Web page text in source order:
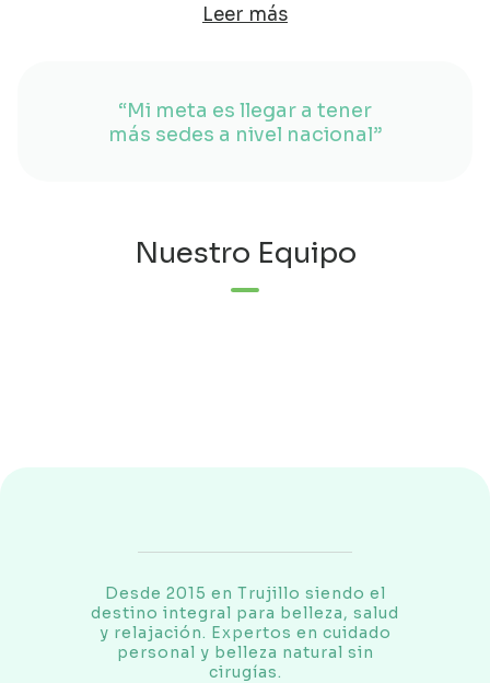
Leer más
“Mi meta es llegar a tener
más sedes a nivel nacional”
Nuestro Equipo
Desde 2015 en Trujillo siendo el
destino integral para belleza, salud
y relajación. Expertos en cuidado
personal y belleza natural sin
cirugías.